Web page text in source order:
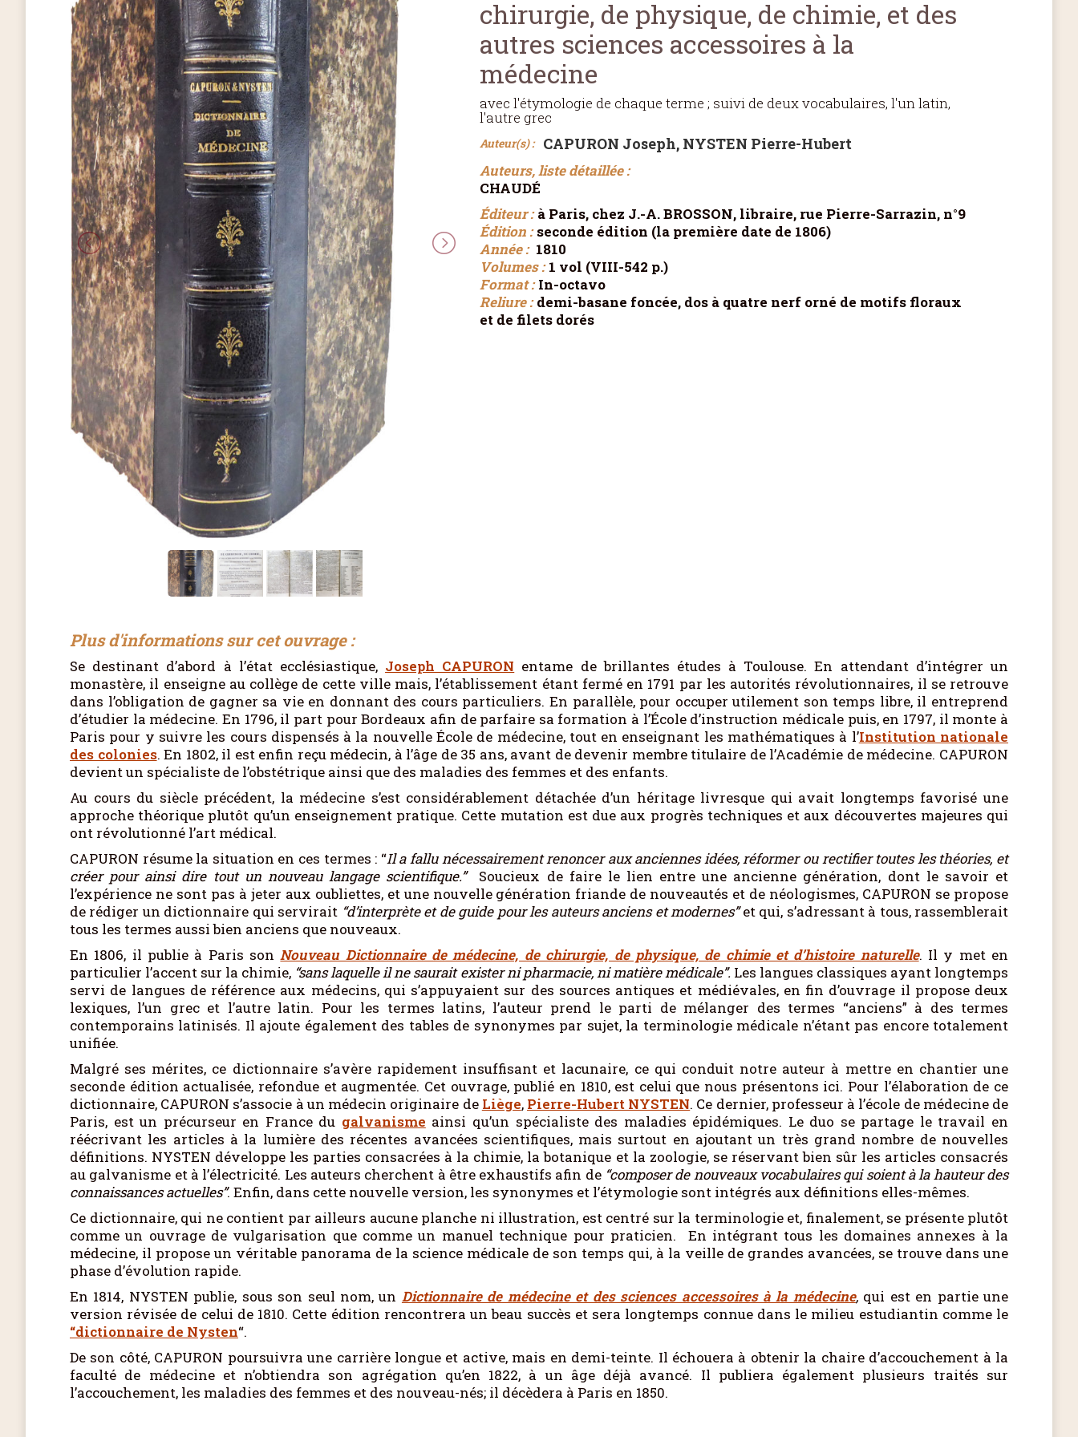
chirurgie, de physique, de chimie, et des
autres sciences accessoires à la
médecine
avec l'étymologie de chaque terme ; suivi de deux vocabulaires, l'un latin,
l'autre grec
Auteur(s) : CAPURON Joseph, NYSTEN Pierre-Hubert
Auteurs, liste détaillée :
CHAUDÉ
Éditeur :à Paris, chez J.-A. BROSSON, libraire, rue Pierre-Sarrazin, n°9
Édition :seconde édition (la première date de 1806)
Année :1810
Volumes :1 vol (VIII-542 p.)
Format :In-octavo
Reliure :demi-basane foncée, dos à quatre nerf orné de motifs floraux
et de filets dorés
Plus d'informations sur cet ouvrage :
Se destinant d’abord à l’état ecclésiastique, Joseph CAPURON entame de brillantes études à Toulouse. En attendant d’intégrer un
monastère, il enseigne au collège de cette ville mais, l’établissement étant fermé en 1791 par les autorités révolutionnaires, il se retrouve
dans l’obligation de gagner sa vie en donnant des cours particuliers. En parallèle, pour occuper utilement son temps libre, il entreprend
d’étudier la médecine. En 1796, il part pour Bordeaux afin de parfaire sa formation à l’École d’instruction médicale puis, en 1797, il monte à
Paris pour y suivre les cours dispensés à la nouvelle École de médecine, tout en enseignant les mathématiques à l’Institution nationale
des colonies. En 1802, il est enfin reçu médecin, à l’âge de 35 ans, avant de devenir membre titulaire de l’Académie de médecine. CAPURON
devient un spécialiste de l’obstétrique ainsi que des maladies des femmes et des enfants.
Au cours du siècle précédent, la médecine s’est considérablement détachée d’un héritage livresque qui avait longtemps favorisé une
approche théorique plutôt qu’un enseignement pratique. Cette mutation est due aux progrès techniques et aux découvertes majeures qui
ont révolutionné l’art médical.
CAPURON résume la situation en ces termes : “Il a fallu nécessairement renoncer aux anciennes idées, réformer ou rectifier toutes les théories, et
créer pour ainsi dire tout un nouveau langage scientifique.”
Soucieux de faire le lien entre une ancienne génération, dont le savoir et
l’expérience ne sont pas à jeter aux oubliettes, et une nouvelle génération friande de nouveautés et de néologismes, CAPURON se propose
de rédiger un dictionnaire qui servirait “d’interprète et de guide pour les auteurs anciens et modernes”et qui, s’adressant à tous, rassemblerait
tous les termes aussi bien anciens que nouveaux.
En 1806, il publie à Paris sonNouveau Dictionnaire de médecine, de chirurgie, de physique, de chimie et d’histoire naturelle. Il y met en
particulier l’accent sur la chimie, “sans laquelle il ne saurait exister ni pharmacie, ni matière médicale”. Les langues classiques ayant longtemps
servi de langues de référence aux médecins, qui s’appuyaient sur des sources antiques et médiévales, en fin d’ouvrage il propose deux
lexiques, l’un grec et l’autre latin. Pour les termes latins, l’auteur prend le parti de mélanger des termes “anciens” à des termes
contemporains latinisés. Il ajoute également des tables de synonymes par sujet, la terminologie médicale n’étant pas encore totalement
unifiée.
Malgré ses mérites, ce dictionnaire s’avère rapidement insuffisant et lacunaire, ce qui conduit notre auteur à mettre en chantier une
seconde édition actualisée, refondue et augmentée. Cet ouvrage, publié en 1810, est celui que nous présentons ici. Pour l’élaboration de ce
dictionnaire, CAPURON s’associe à un médecin originaire de Liège, Pierre-Hubert NYSTEN. Ce dernier, professeur à l’école de médecine de
Paris, est un précurseur en France du galvanisme ainsi qu’un spécialiste des maladies épidémiques. Le duo se partage le travail en
réécrivant les articles à la lumière des récentes avancées scientifiques, mais surtout en ajoutant un très grand nombre de nouvelles
définitions. NYSTEN développe les parties consacrées à la chimie, la botanique et la zoologie, se réservant bien sûr les articles consacrés
au galvanisme et à l’électricité. Les auteurs cherchent à être exhaustifs afin de “composer de nouveaux vocabulaires qui soient à la hauteur des
connaissances actuelles”. Enfin, dans cette nouvelle version, les synonymes et l’étymologie sont intégrés aux définitions elles-mêmes.
Ce dictionnaire, qui ne contient par ailleurs aucune planche ni illustration, est centré sur la terminologie et, finalement, se présente plutôt
comme un ouvrage de vulgarisation que comme un manuel technique pour praticien. En intégrant tous les domaines annexes à la
médecine, il propose un véritable panorama de la science médicale de son temps qui, à la veille de grandes avancées, se trouve dans une
phase d’évolution rapide.
En 1814, NYSTEN publie, sous son seul nom, un Dictionnaire de médecine et des sciences accessoires à la médecine,qui est en partie une
version révisée de celui de 1810. Cette édition rencontrera un beau succès et sera longtemps connue dans le milieu estudiantin comme le
“dictionnaire de Nysten“.
De son côté, CAPURON poursuivra une carrière longue et active, mais en demi-teinte. Il échouera à obtenir la chaire d’accouchement à la
faculté de médecine et n’obtiendra son agrégation qu’en 1822, à un âge déjà avancé. Il publiera également plusieurs traités sur
l’accouchement, les maladies des femmes et des nouveau-nés; il décèdera à Paris en 1850.